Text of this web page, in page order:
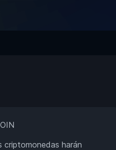
criptomonedas harán